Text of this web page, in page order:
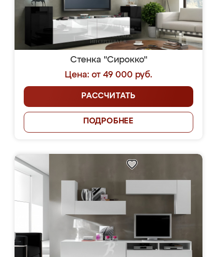
Стенка "Сирокко"
Цена: от 49 000 руб.
РАССЧИТАТЬ
ПОДРОБНЕЕ